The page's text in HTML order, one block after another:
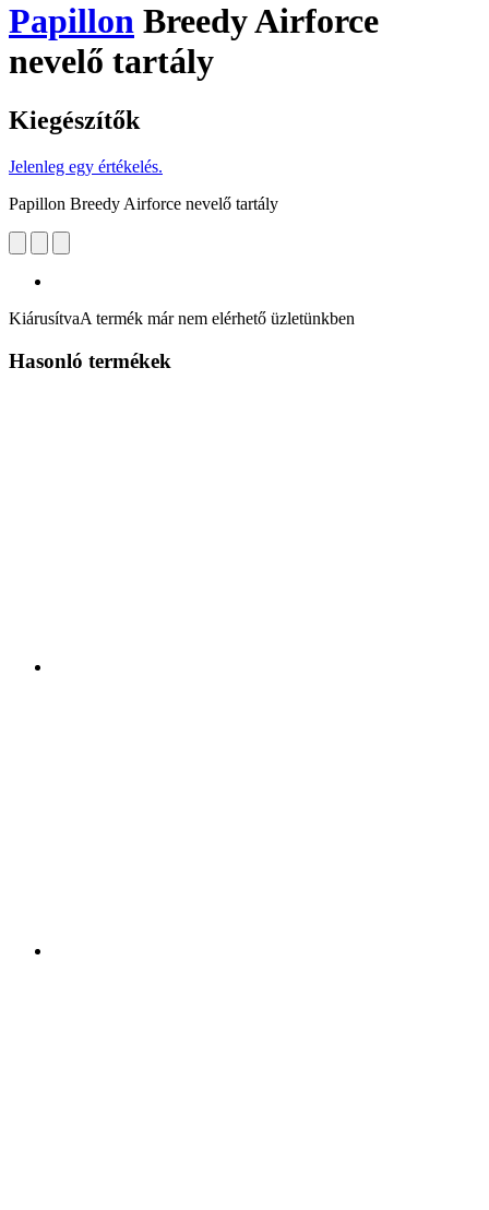
Papillon Breedy Airforce
nevelő tartály
Kiegészítők
Jelenleg egy értékelés.
Papillon Breedy Airforce nevelő tartály
KiárusítvaA termék már nem elérhető üzletünkben
Hasonló termékek